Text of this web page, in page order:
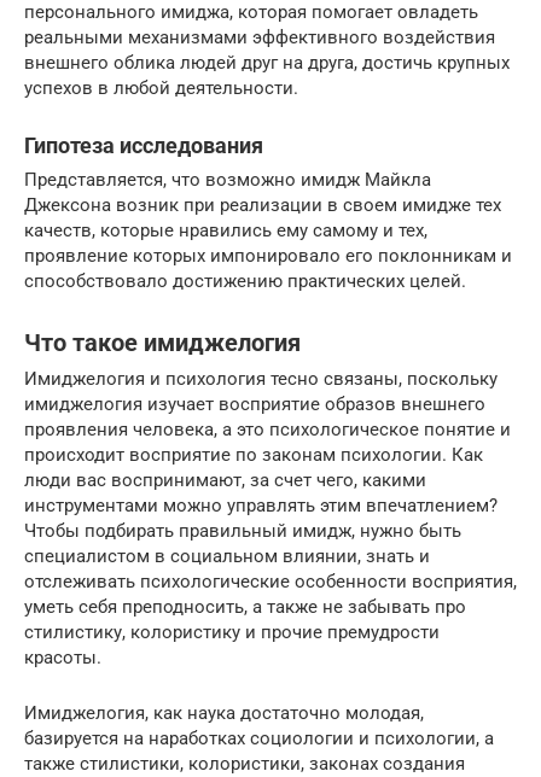
персонального имиджа, которая помогает овладеть
реальными механизмами эффективного воздействия
внешнего облика людей друг на друга, достичь крупных
успехов в любой деятельности.
Гипотеза исследования
Представляется, что возможно имидж Майкла
Джексона возник при реализации в своем имидже тех
качеств, которые нравились ему самому и тех,
проявление которых импонировало его поклонникам и
способствовало достижению практических целей.
Что такое имиджелогия
Имиджелогия и психология тесно связаны, поскольку
имиджелогия изучает восприятие образов внешнего
проявления человека, а это психологическое понятие и
происходит восприятие по законам психологии. Как
люди вас воспринимают, за счет чего, какими
инструментами можно управлять этим впечатлением?
Чтобы подбирать правильный имидж, нужно быть
специалистом в социальном влиянии, знать и
отслеживать психологические особенности восприятия,
уметь себя преподносить, а также не забывать про
стилистику, колористику и прочие премудрости
красоты.
Имиджелогия, как наука достаточно молодая,
базируется на наработках социологии и психологии, а
также стилистики, колористики, законах создания